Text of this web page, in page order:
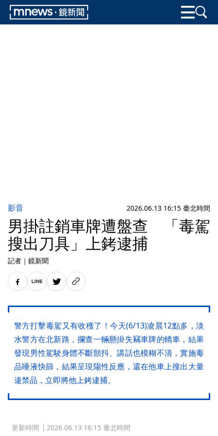
影音 2026.06.13 16:15 臺北時間
男掛註銷車牌遭盤查 「毒駕
搜出刀具」上銬逮捕
記者 ｜ 鏡新聞
警方打擊毒駕又有收穫了！今天(6/13)凌晨12點多，淡
水警方在北新路，攔查一輛懸掛失竊車牌的轎車，結果
發現男性駕駛身體不斷顫抖、講話也模糊不清，實施毒
品唾液快篩，結果呈現陽性反應，還在他車上搜出大量
違禁品，立即將他上銬逮捕。
更新時間 2026.06.13 16:15 臺北時間